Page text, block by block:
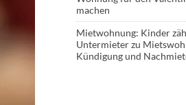
machen
Mietwohnung: Kinder
Untermieterzu
Kündigung und